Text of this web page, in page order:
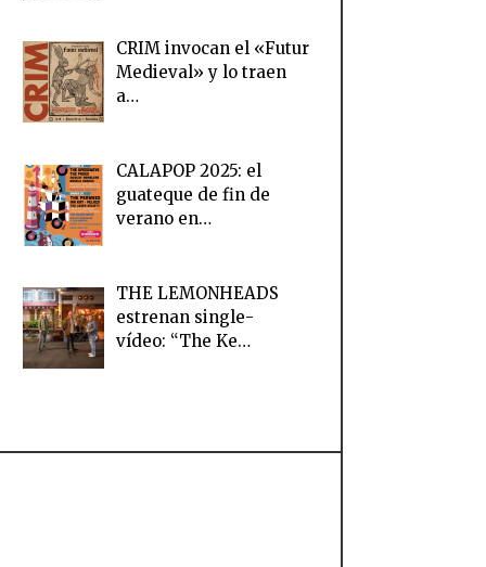
CRIM invocan el «Futur
Medieval» y lo traen
a…
CALAPOP 2025: el
guateque de fin de
verano en…
THE LEMONHEADS
estrenan single-
vídeo: “The Ke…